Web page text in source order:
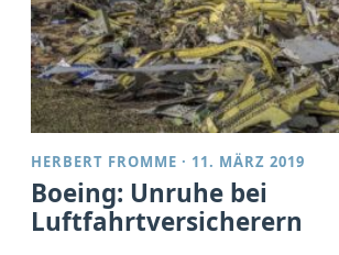
HERBERT FROMME · 11. MÄRZ 2019
Boeing: Unruhe bei
Luftfahrtversicherern